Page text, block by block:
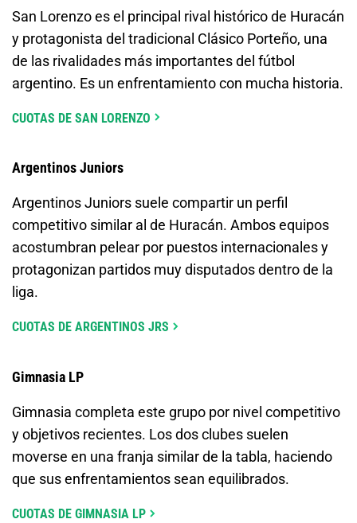
San Lorenzo es el principal rival histórico de Huracán
y protagonista del tradicional Clásico Porteño, una
de las rivalidades más importantes del fútbol
argentino. Es un enfrentamiento con mucha historia.
CUOTAS DE SAN LORENZO
Argentinos Juniors
Argentinos Juniors suele compartir un perfil
competitivo similar al de Huracán. Ambos equipos
acostumbran pelear por puestos internacionales y
protagonizan partidos muy disputados dentro de la
liga.
CUOTAS DE ARGENTINOS JRS
Gimnasia LP
Gimnasia completa este grupo por nivel competitivo
y objetivos recientes. Los dos clubes suelen
moverse en una franja similar de la tabla, haciendo
que sus enfrentamientos sean equilibrados.
CUOTAS DE GIMNASIA LP